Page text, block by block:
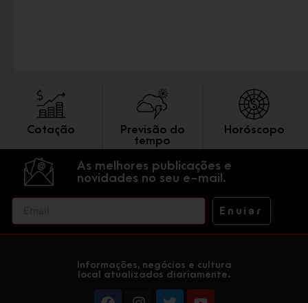
Cotação
Previsão do
tempo
Horóscopo
As melhores publicações e
novidades no seu e-mail.
Enviar
Informações, negócios e cultura
local atualizados diariamente.